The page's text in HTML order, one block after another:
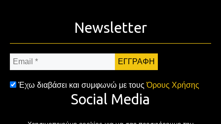
Newsletter
Email
*
Έχω διαβάσει και συμφωνώ με τουςΌρους Χρήσης
Social Media